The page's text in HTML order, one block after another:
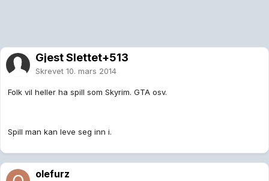
Gjest Slettet+513
Skrevet 10. mars 2014
Folk vil heller ha spill som Skyrim. GTA osv.
Spill man kan leve seg inn i.
olefurz